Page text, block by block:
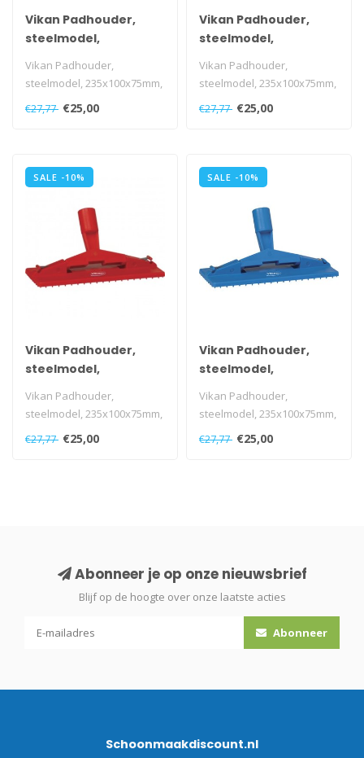
Vikan Padhouder,
steelmodel,
235x100x75mm, geel
Vikan Padhouder,
steelmodel, 235x100x75mm,
€27,77 €25,00
Vikan Padhouder,
steelmodel,
235x100x75mm, wit
Vikan Padhouder,
steelmodel, 235x100x75mm,
€27,77 €25,00
SALE -10%
Vikan Padhouder,
steelmodel,
Vikan Padhouder,
steelmodel, 235x100x75mm,
€27,77 €25,00
SALE -10%
Vikan Padhouder,
steelmodel,
Vikan Padhouder,
steelmodel, 235x100x75mm,
€27,77 €25,00
Abonneer je op onze nieuwsbrief
Blijf op de hoogte over onze laatste acties
Abonneer
Schoonmaakdiscount.nl